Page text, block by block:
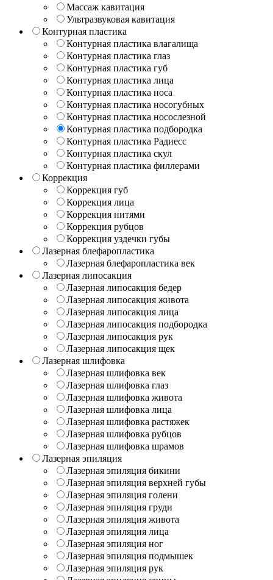
Массаж кавитация
Ультразвуковая кавитация
Контурная пластика
Контурная пластика влагалища
Контурная пластика глаз
Контурная пластика губ
Контурная пластика лица
Контурная пластика носа
Контурная пластика носогубных
Контурная пластика носослезной
Контурная пластика подбородка
Контурная пластика Радиесс
Контурная пластика скул
Контурная пластика филлерами
Коррекция
Коррекция губ
Коррекция лица
Коррекция нитями
Коррекция рубцов
Коррекция уздечки губы
Лазерная блефаропластика
Лазерная блефаропластика век
Лазерная липосакция
Лазерная липосакция бедер
Лазерная липосакция живота
Лазерная липосакция лица
Лазерная липосакция подбородка
Лазерная липосакция рук
Лазерная липосакция щек
Лазерная шлифовка
Лазерная шлифовка век
Лазерная шлифовка глаз
Лазерная шлифовка живота
Лазерная шлифовка лица
Лазерная шлифовка растяжек
Лазерная шлифовка рубцов
Лазерная шлифовка шрамов
Лазерная эпиляция
Лазерная эпиляция бикини
Лазерная эпиляция верхней губы
Лазерная эпиляция голени
Лазерная эпиляция груди
Лазерная эпиляция живота
Лазерная эпиляция лица
Лазерная эпиляция ног
Лазерная эпиляция подмышек
Лазерная эпиляция рук